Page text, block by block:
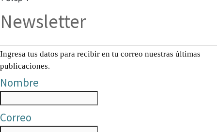
Newsletter
Ingresa tus datos para recibir en tu correo nuestras últimas
publicaciones.
Nombre
Correo